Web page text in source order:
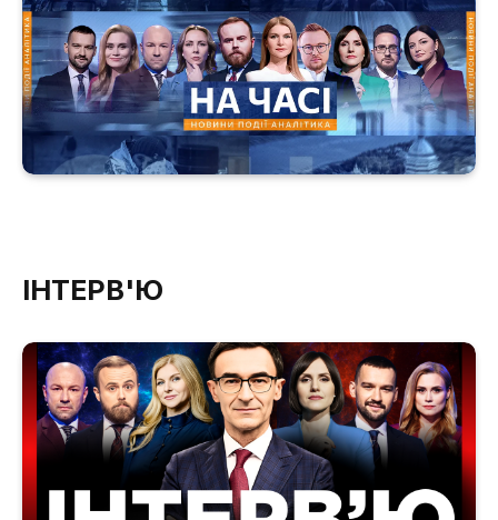
ІНТЕРВ'Ю